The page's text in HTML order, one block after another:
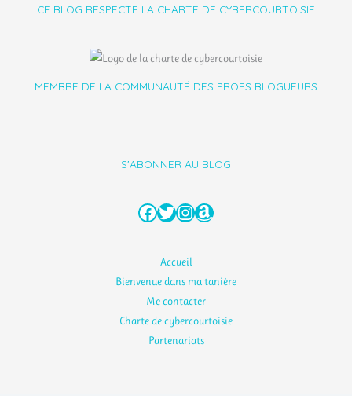
CE BLOG RESPECTE LA CHARTE DE CYBERCOURTOISIE
MEMBRE DE LA COMMUNAUTÉ DES PROFS BLOGUEURS
S'ABONNER AU BLOG
Facebook
Twitter
Instagram
Amazon
Accueil
Bienvenue dans ma tanière
Me contacter
Charte de cybercourtoisie
Partenariats